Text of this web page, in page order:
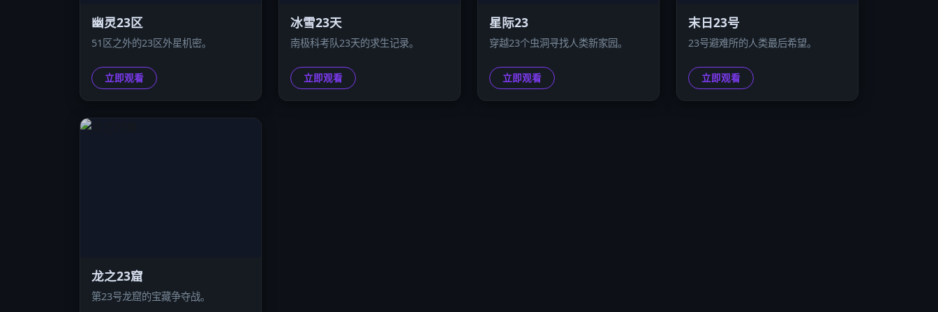
幽灵23区
51区之外的23区外星机密。
立即观看
冰雪23天
南极科考队23天的求生记录。
立即观看
星际23
穿越23个虫洞寻找人类新家园。
立即观看
末日23号
23号避难所的人类最后希望。
立即观看
龙之23窟
第23号龙窟的宝藏争夺战。